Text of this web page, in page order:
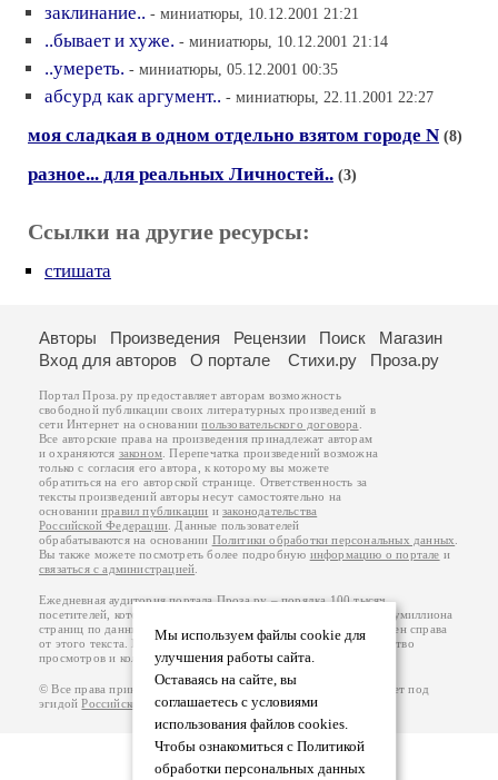
заклинание.. - миниатюры, 10.12.2001 21:21
..бывает и хуже. - миниатюры, 10.12.2001 21:14
..умереть. - миниатюры, 05.12.2001 00:35
абсурд как аргумент.. - миниатюры, 22.11.2001 22:27
моя сладкая в одном отдельно взятом городе N (8)
разное... для реальных Личностей.. (3)
Ссылки на другие ресурсы:
стишата
Мы используем файлы cookie для
улучшения работы сайта.
Оставаясь на сайте, вы
соглашаетесь с условиями
использования файлов cookies.
Чтобы ознакомиться с Политикой
обработки персональных данных
Авторы Произведения Рецензии Поиск
Магазин
Вход для авторов
О портале Стихи.ру Проза.ру
Портал Проза.ру предоставляет авторам возможность
свободной публикации своих литературных произведений в
сети Интернет на основаниипользовательского договора
Все авторские права на произведения принадлежат авторам
и охраняются законом . Перепечатка произведений возможна
только с согласия его автора, к которому вы можете
обратиться на его авторской странице. Ответственность за
тексты произведений авторы несут самостоятельно на
основанииправил публикации изаконодательства
Российской Федерации . Данные пользователей
обрабатываются на основании Политики обработки персональных данных
Вы также можете посмотреть более подробную информацию о портале и
связаться с администрацией
Ежедневная аудитория портала Проза.ру – порядка 100 тысяч
посетителей, которые в общей сумме просматривают более полумиллиона
страниц по данным счетчика посещаемости, который расположен справа
от этого текста. В каждой графе указано по две цифры: количество
просмотров и количество посетителей.
© Все права принадлежат авторам, 2000-2026. Портал работает под
эгидойРоссийского союза писателей.18+